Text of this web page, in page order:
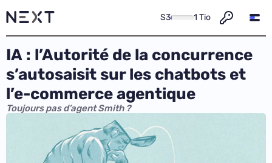
S3 1 Tio
IA : l’Autorité de la concurrence
s’autosaisit sur les chatbots et
l’e-commerce agentique
Toujours pas d’agent Smith ?